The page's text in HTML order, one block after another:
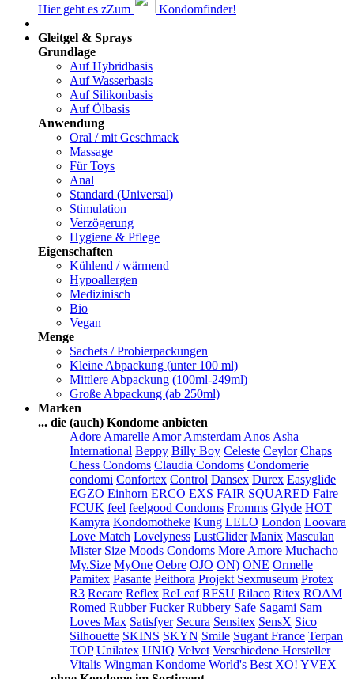
Hier geht es zZum
Kondomfinder!
Gleitgel & Sprays
Grundlage
Auf Hybridbasis
Auf Wasserbasis
Auf Silikonbasis
Auf Ölbasis
Anwendung
Oral / mit Geschmack
Massage
Für Toys
Anal
Standard (Universal)
Stimulation
Verzögerung
Hygiene & Pflege
Eigenschaften
Kühlend / wärmend
Hypoallergen
Medizinisch
Bio
Vegan
Menge
Sachets / Probierpackungen
Kleine Abpackung (unter 100 ml)
Mittlere Abpackung (100ml-249ml)
Große Abpackung (ab 250ml)
Marken
... die (auch) Kondome anbieten
Adore Amarelle Amor Amsterdam Anos Asha
International Beppy Billy Boy Celeste Ceylor Chaps
Chess Condoms Claudia Condoms Condomerie
condomi Confortex Control Dansex Durex Easyglide
EGZO Einhorn ERCO EXS FAIR SQUARED Faire
FCUK feel feelgood Condoms Fromms Glyde HOT
Kamyra Kondomotheke Kung LELO London Loovara
Love Match Lovelyness LustGlider Manix Masculan
Mister Size Moods Condoms More Amore Muchacho
My.Size MyOne Oebre OJO ON) ONE Ormelle
Pamitex Pasante Peithora Projekt Sexmuseum Protex
R3 Recare Reflex ReLeaf RFSU Rilaco Ritex ROAM
Romed Rubber Fucker Rubbery Safe Sagami Sam
Loves Max Satisfyer Secura Sensitex SensX Sico
Silhouette SKINS SKYN Smile Sugant France Terpan
TOP Unilatex UNIQ Velvet Verschiedene Hersteller
Vitalis Wingman Kondome World's Best XO! YVEX